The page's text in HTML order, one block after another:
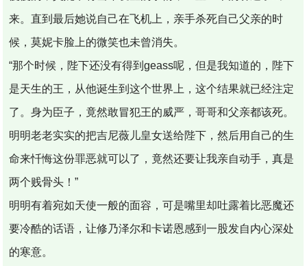
来。直到最后她说自己在飞机上，亲手杀死自己父亲的时
候，莫妮卡脸上的微笑也未曾消失。
“那个时候，陛下还没有得到geass呢，但是我知道的，陛下
是天生的王，从他诞生到这个世界上，这个结果就已经注定
了。身为臣子，竟然敢冒犯王的威严，哥哥和父亲都该死。
明明老老实实的把吉尼薇儿皇女送给陛下，然后用自己的生
命来忏悔这份罪恶就可以了，竟然还要让我亲自动手，真是
两个贱骨头！”
明明有着宛如天使一般的面容，可是嘴里却吐露着比恶魔还
要冷酷的话语，让修乃泽尔和卡诺恩感到一股发自内心深处
的寒意。